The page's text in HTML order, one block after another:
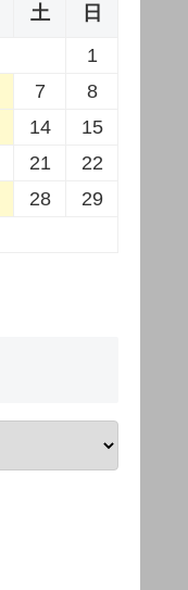
土
日
1
7
8
14
15
21
22
28
29